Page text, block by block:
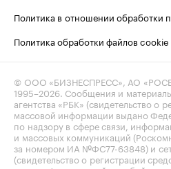
Политика в отношении обработки
Политика обработки файлов cookie
© ООО «БИЗНЕСПРЕСС», АО
1995–2026. Сообщения и
агентства «РБК» (свидетельство о
массовой информации выдано
по надзору в сфере связи,
и массовых коммуникаций
за номером ИА №ФС77-63848) и
(свидетельство о регистрации